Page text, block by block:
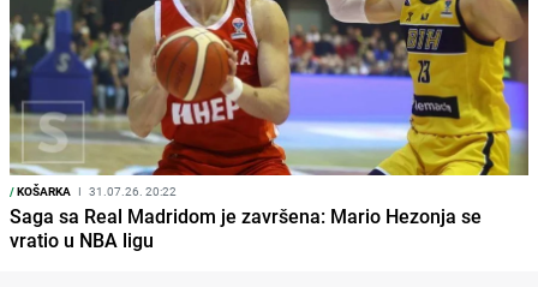
/KOŠARKA I 31.07.26. 20:22
Saga sa Real Madridom je završena: Mario Hezonja se
vratio u NBA ligu